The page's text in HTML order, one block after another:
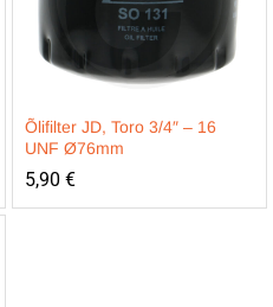
Õlifilter JD, Toro 3/4″ – 16
UNF Ø76mm
5,90 €